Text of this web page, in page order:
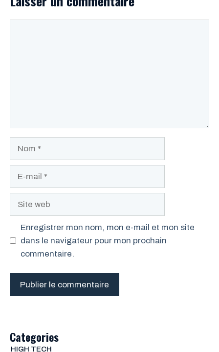
Site
Enregistrer mon nom, mon e-mail et mon site
dans le navigateur pour mon prochain
commentaire.
Categories
HIGH TECH